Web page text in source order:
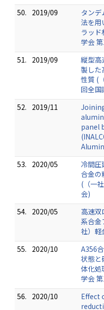
50.
2019/09
タンデ
法を
ラッド
学会
51.
2019/09
縦型高
製した
性質 (
回全国
52.
2019/11
panel
53.
2020/05
冷間圧
合金の
(（一
会)
54.
2020/05
高速
系合金
社）軽
55.
2020/10
A356
状態と
体化処
学会
56.
2020/10
Effect